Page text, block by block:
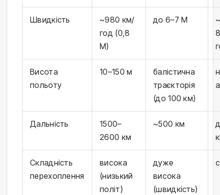
Швидкість
~980 км/
год (0,8
М)
до 6–7 М
Висота
польоту
10–150 м
балістична
траєкторія
(до 100 км)
Дальність
1500–
2600 км
~500 км
Складність
перехоплення
висока
(низький
політ)
дуже
висока
(швидкість)